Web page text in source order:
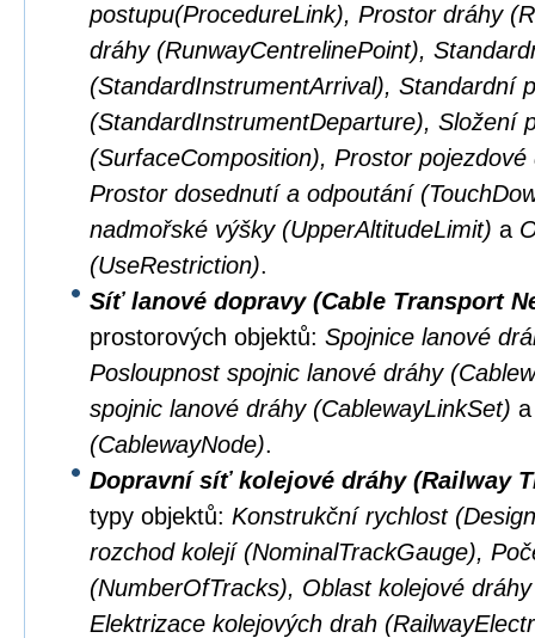
postupu(ProcedureLink), Prostor dráhy
dráhy (RunwayCentrelinePoint),
(StandardInstrumentArrival), Standardní
(StandardInstrumentDeparture), Složení
(SurfaceComposition), Prostor
Prostor dosednutí a odpoutání
nadmořské výšky (UpperAltitudeLimit) a
(UseRestriction).
Síť lanové dopravy (Cable Transport
prostorových objektů: Spojnice lanové
Posloupnost spojnic lanové dráhy
spojnic lanové dráhy (CablewayLinkSet)
(CablewayNode).
Dopravní síť kolejové dráhy (Railway
typy objektů: Konstrukční rychlost
rozchod kolejí (NominalTrackGauge),
(NumberOfTracks), Oblast kolejové
Elektrizace kolejových drah